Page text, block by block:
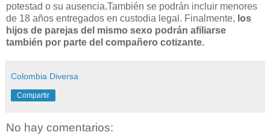
potestad o su ausencia.También se podrán incluir menores
de 18 años entregados en custodia legal. Finalmente, los
hijos de parejas del mismo sexo podrán afiliarse
también por parte del compañero cotizante.
Colombia Diversa
Compartir
No hay comentarios: